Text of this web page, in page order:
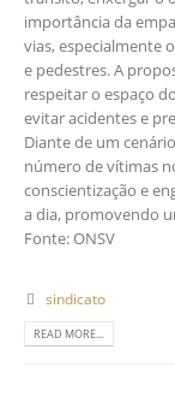
importância da
vias, especialmente
e pedestres. A
respeitar o espaço
evitar acidentes e
Diante de um
número de vítimas
conscientização e
a dia, promovendo
Fonte: ONSV
sindicato
READ MORE...